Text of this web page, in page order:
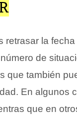
retrasar la
de
que también
En algunos
que en